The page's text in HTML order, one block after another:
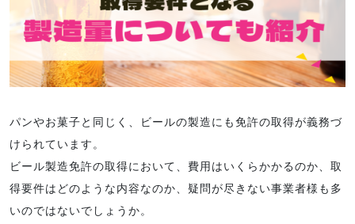
パンやお菓子と同じく、ビールの製造にも免許の取得が義務づ
けられています。
ビール製造免許の取得において、費用はいくらかかるのか、取
得要件はどのような内容なのか、疑問が尽きない事業者様も多
いのではないでしょうか。